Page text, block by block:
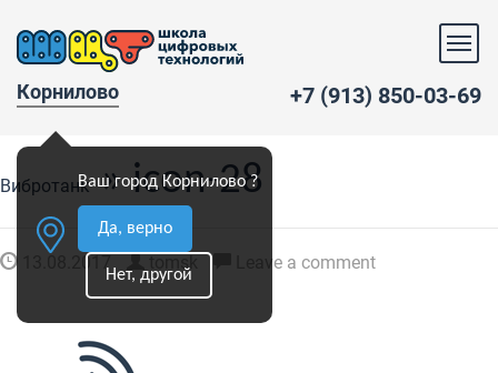
Корнилово
Ваш город Корнилово ?
Да, верно
Нет, другой
+7 (913) 850-03-69
Вибротанк» icon-28
13.08.2017 tomsk Leave a comment